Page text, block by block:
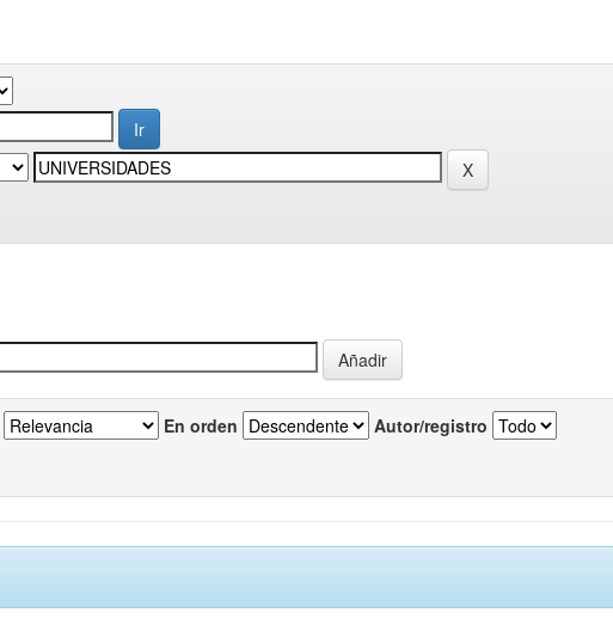
En orden Autor/registro